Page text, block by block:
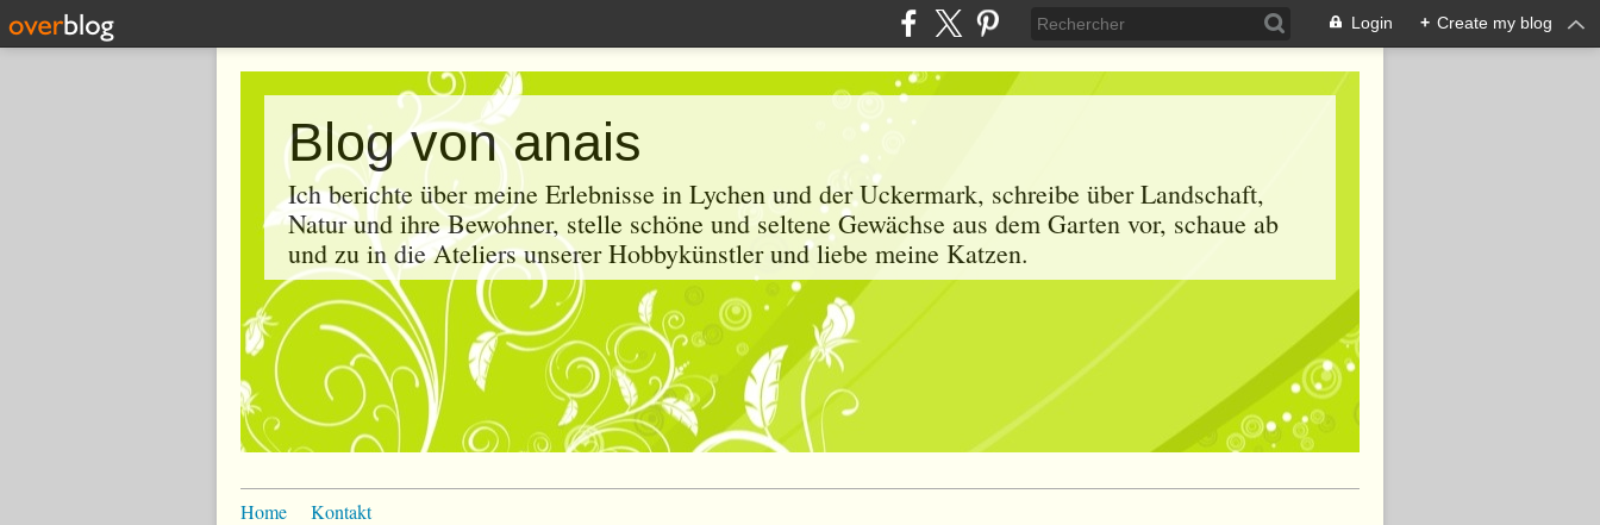
Login + Create my blog
Blog von anais
Ich berichte über meine Erlebnisse in Lychen und der Uckermark, schreibe über Landschaft,
Natur und ihre Bewohner, stelle schöne und seltene Gewächse aus dem Garten vor, schaue ab
und zu in die Ateliers unserer Hobbykünstler und liebe meine Katzen.
Home Kontakt